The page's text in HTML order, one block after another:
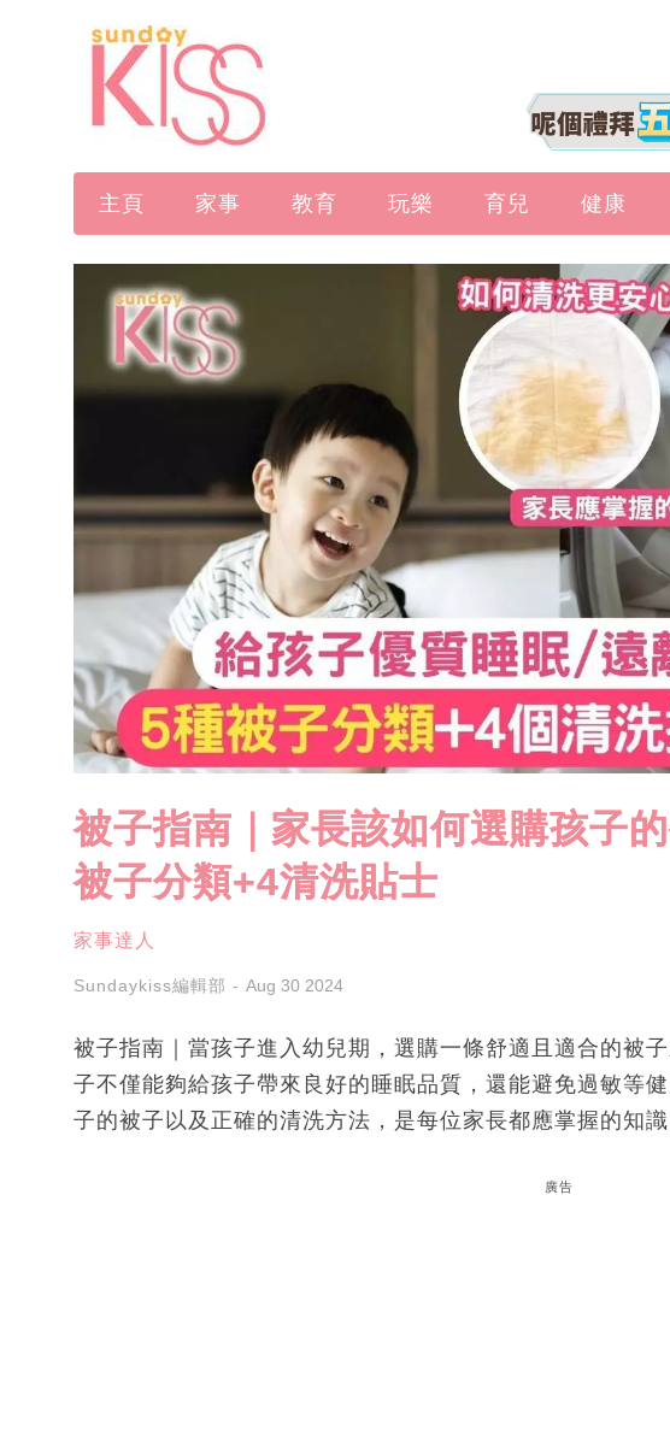
主頁 家事 教育 玩樂 育兒 健康
被子指南｜家長該如何選購孩子
被子分類+4清洗貼士
家事達人
Sundaykiss編輯部 Aug 30 2024
被子指南｜當孩子進入幼兒期，選購一條舒適且適合的被
子不僅能夠給孩子帶來良好的睡眠品質，還能避免過敏等
子的被子以及正確的清洗方法，是每位家長都應掌握的知識
廣告